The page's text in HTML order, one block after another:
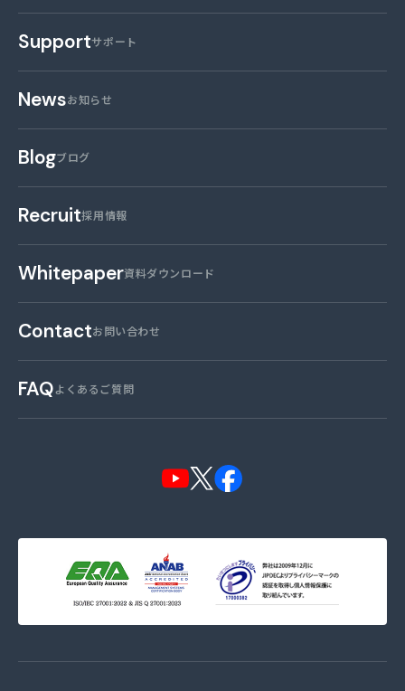
Supportサポート
Newsお知らせ
Blogブログ
Recruit採用情報
Whitepaper資料ダウンロード
Contactお問い合わせ
FAQよくあるご質問